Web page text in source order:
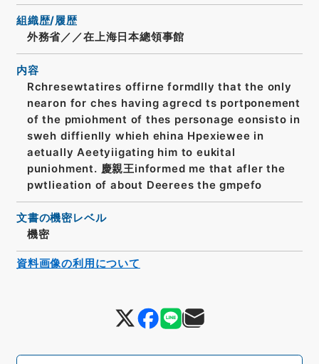
組織歴/履歴
外務省／／在上海日本總領事館
内容
Rchresewtatires offirne formdlly that the only
nearon for ches having agrecd ts portponement
of the pmiohment of thes personage eonsisto in
sweh diffienlly whieh ehina Hpexiewee in
aetually Aeetyiigating him to eukital
puniohment. 慶親王informed me that afler the
pwtlieation of about Deerees the gmpefo
文書の機密レベル
機密
資料画像の利用について